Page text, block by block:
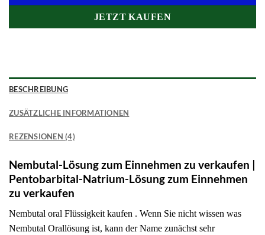
JETZT KAUFEN
BESCHREIBUNG
ZUSÄTZLICHE INFORMATIONEN
REZENSIONEN (4)
Nembutal-Lösung zum Einnehmen zu verkaufen |
Pentobarbital-Natrium-Lösung zum Einnehmen
zu verkaufen
Nembutal oral Flüssigkeit kaufen . Wenn Sie nicht wissen was
Nembutal Orallösung ist, kann der Name zunächst sehr